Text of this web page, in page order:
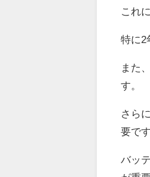
これ
特に2
また
す。
さら
要です
バッ